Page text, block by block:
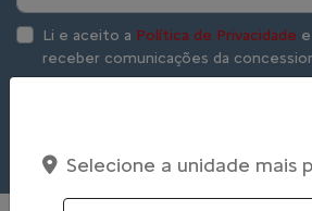
Li e aceito a Política de Privacidade
receber comunicações da
Selecione a unidade mais